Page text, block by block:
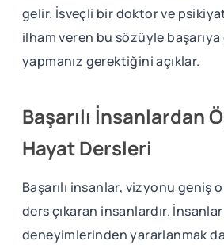
gelir. İsveçli bir doktor ve
ilham veren bu sözüyle
yapmanız gerektiğini açıklar.
Başarılı İnsanlardan
Hayat Dersleri
Başarılı insanlar, vizyonu geniş
ders çıkaran insanlardır.
deneyimlerinden yararlanmak